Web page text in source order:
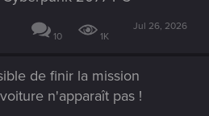
10 1K
Jul 26, 2026
de finir la mission
n'apparaît pas !